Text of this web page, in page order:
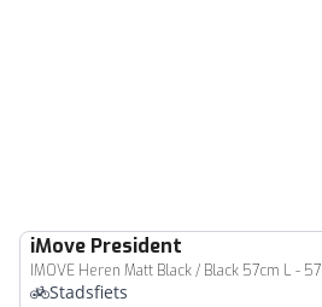
iMove President
IMOVE Heren Matt Black / Black 57cm L -
Stadsfiets